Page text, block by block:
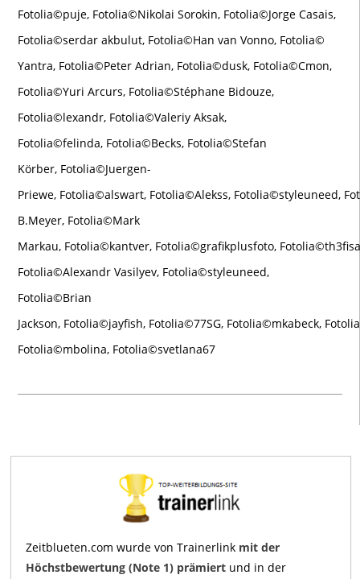
Fotolia©puje, Fotolia©Nikolai Sorokin, Fotolia©Jorge Casais,
Fotolia©serdar akbulut, Fotolia©Han van Vonno, Fotolia©
Yantra, Fotolia©Peter Adrian, Fotolia©dusk, Fotolia©Cmon,
Fotolia©Yuri Arcurs, Fotolia©Stéphane Bidouze,
Fotolia©lexandr, Fotolia©Valeriy Aksak,
Fotolia©felinda, Fotolia©Becks, Fotolia©Stefan
Körber, Fotolia©Juergen-
Priewe, Fotolia©alswart, Fotolia©Alekss, Fotolia©styleuneed,
B.Meyer, Fotolia©Mark
Markau, Fotolia©kantver, Fotolia©grafikplusfoto,
Fotolia©Alexandr Vasilyev, Fotolia©styleuneed,
Fotolia©Brian
Jackson, Fotolia©jayfish, Fotolia©77SG, Fotolia©mkabeck,
Fotolia©mbolina, Fotolia©svetlana67
Zeitblueten.com wurde von Trainerlink mit der
Höchstbewertung (Note 1) prämiert und in der